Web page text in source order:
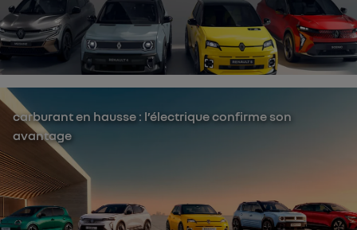
carburant en hausse : l’électrique confirme son
avantage